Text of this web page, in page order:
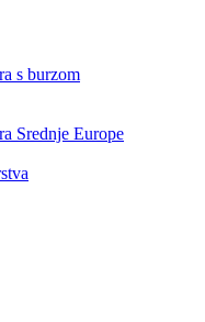
s burzom
Srednje Europe